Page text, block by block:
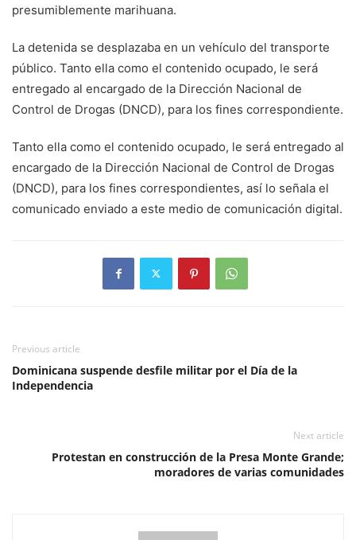
presumiblemente marihuana.
La detenida se desplazaba en un vehículo del transporte
público. Tanto ella como el contenido ocupado, le será
entregado al encargado de la Dirección Nacional de
Control de Drogas (DNCD), para los fines correspondiente.
Tanto ella como el contenido ocupado, le será entregado al
encargado de la Dirección Nacional de Control de Drogas
(DNCD), para los fines correspondientes, así lo señala el
comunicado enviado a este medio de comunicación digital.
Previous article
Dominicana suspende desfile militar por el Día de la
Independencia
Next article
Protestan en construcción de la Presa Monte Grande;
moradores de varias comunidades